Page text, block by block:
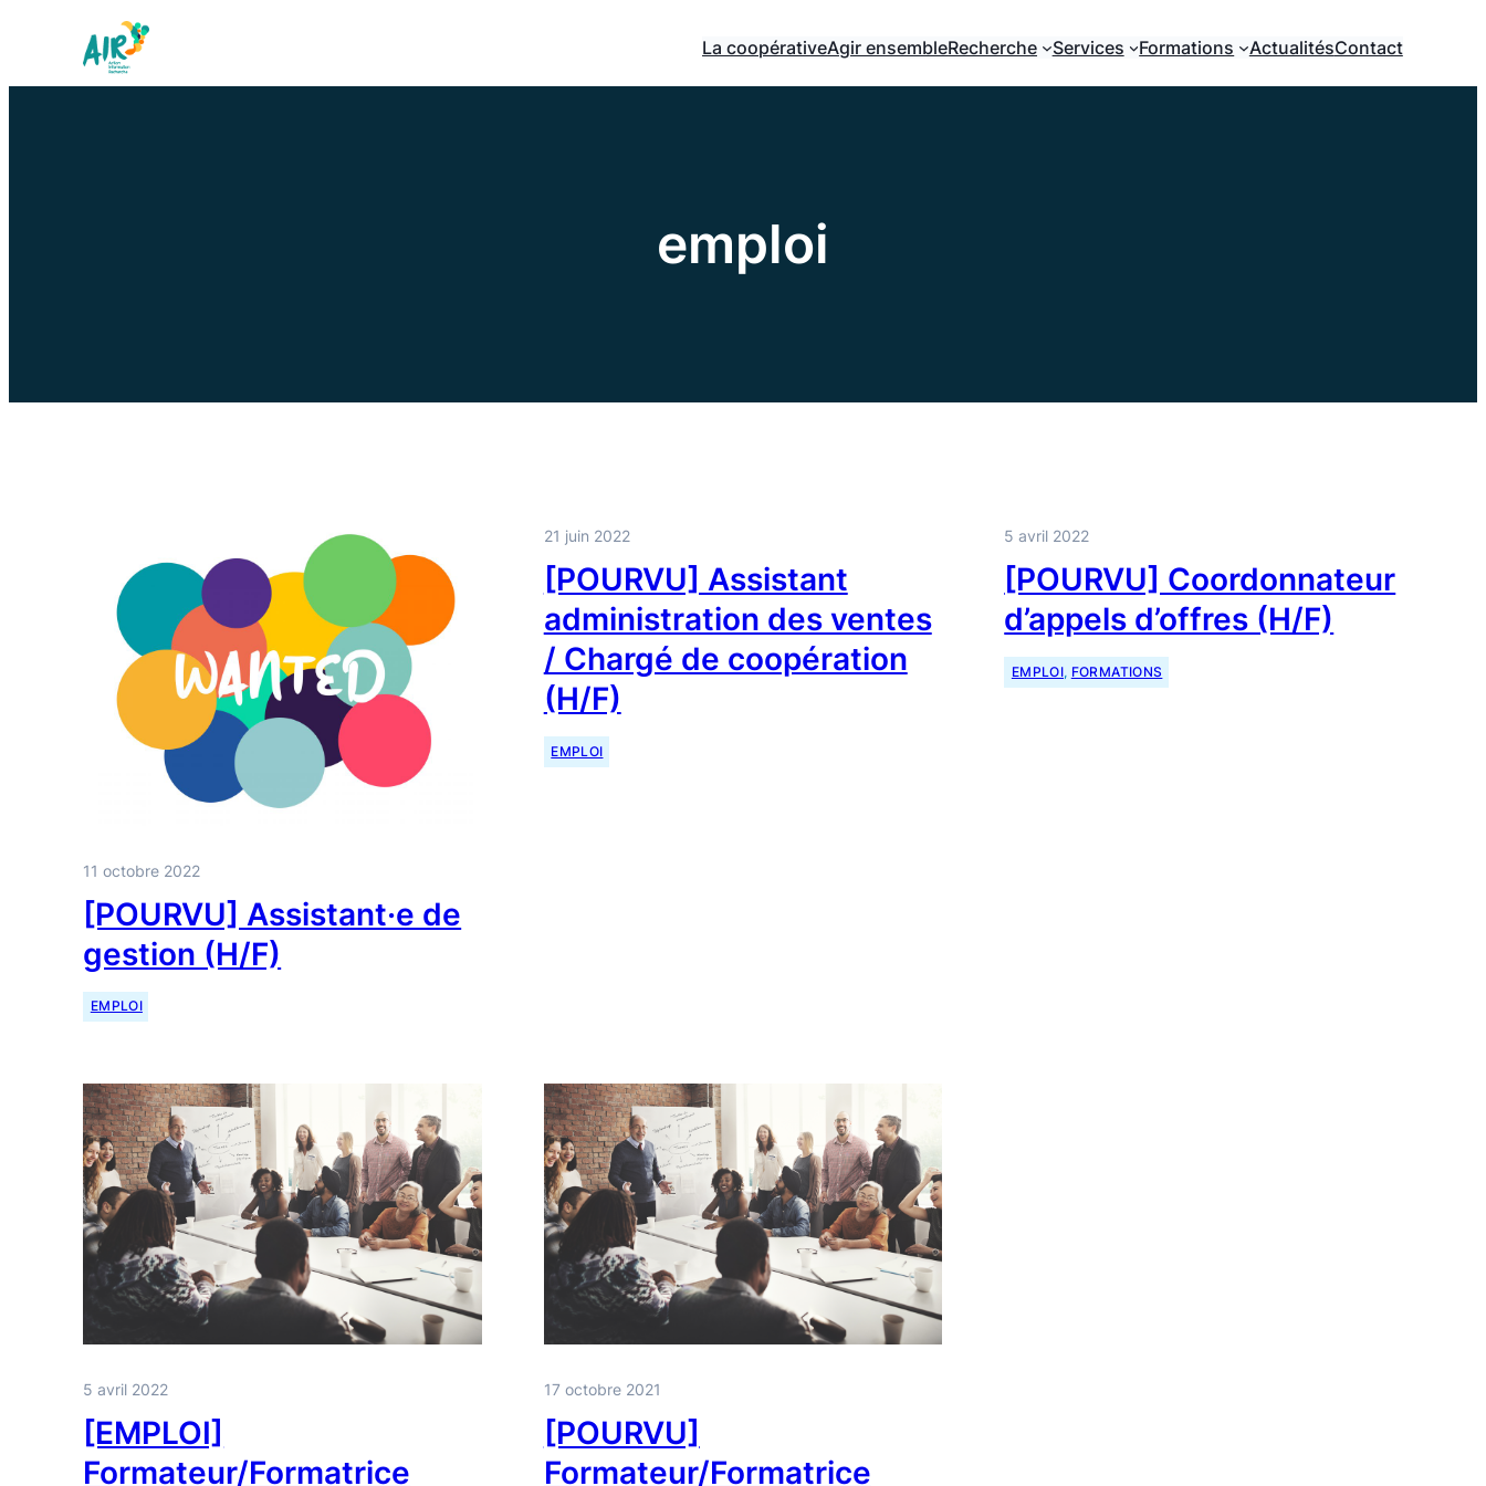
La coopérativeAgir ensembleRecherche Services Formations ActualitésContact
emploi
11 octobre 2022
[POURVU] Assistant·e de
gestion (H/F)
EMPLOI
21 juin 2022
[POURVU] Assistant
administration des ventes
/ Chargé de coopération
(H/F)
EMPLOI
5 avril 2022
[POURVU] Coordonnateur
d’appels d’offres (H/F)
EMPLOI, FORMATIONS
5 avril 2022
[EMPLOI]
Formateur/Formatrice
17 octobre 2021
[POURVU]
Formateur/Formatrice